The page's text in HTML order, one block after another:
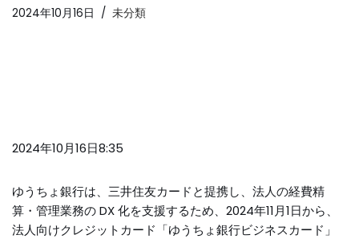
2024年10月16日 未分類
2024年10月16日8:35
ゆうちょ銀行は、三井住友カードと提携し、法人の経費精
算・管理業務の DX 化を支援するため、2024年11月1日から、
法人向けクレジットカード「ゆうちょ銀行ビジネスカード」